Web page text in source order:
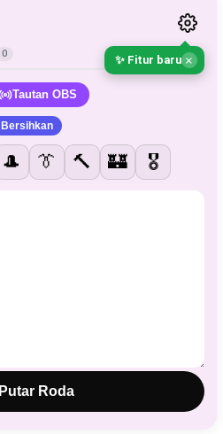
✨ Fitur baru ×
0
Tautan OBS
Bersihkan
🎩 👔 🔨 🏰 🎖️
Putar Roda